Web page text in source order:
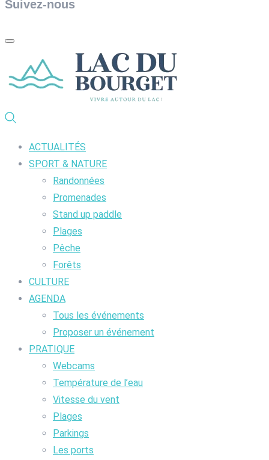
Suivez-nous
ACTUALITÉS
SPORT & NATURE
Randonnées
Promenades
Stand up paddle
Plages
Pêche
Forêts
CULTURE
AGENDA
Tous les événements
Proposer un événement
PRATIQUE
Webcams
Température de l’eau
Vitesse du vent
Plages
Parkings
Les ports